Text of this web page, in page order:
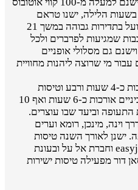
הלילה, ישנו טראם
שחוצה את העיר ופועל בתדירות גבוהה במשך 21
שמגיעות לפרברים ולכל
גם מסלולי אופניים
מי שרוצה ליהנות מחוויית
טיסות לניס אורכות כ-4 שעות ורבע וטיסות
קונקשן עם עצירת ביניים אורכות כ-6 שעות ואף 10
התעופה וביעד שבו עוצרים.
וינה, מינכן, רומא וערים
ישנן לאורך השנה טיסות
ישירות של חברת easyjet וחברת אל על ובעונת
דור מפעילה טיסות ישירות